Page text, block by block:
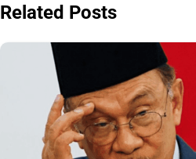
Related Posts